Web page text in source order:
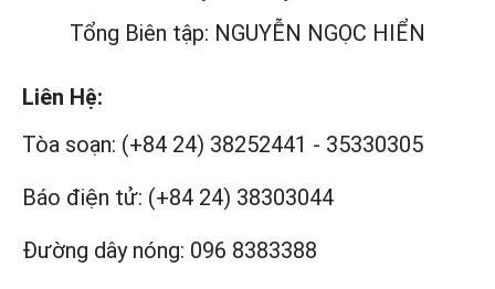
Tổng Biên tập: NGUYỄN NGỌC HIỂN
Liên Hệ:
Tòa soạn: (+84 24) 38252441 - 35330305
Báo điện tử: (+84 24) 38303044
Đường dây nóng: 096 8383388